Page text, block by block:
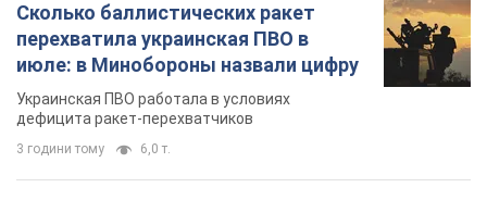
Сколько баллистических ракет
перехватила украинская ПВО в
июле: в Минобороны назвали цифру
Украинская ПВО работала в условиях
дефицита ракет-перехватчиков
3 години тому 6,0 т.